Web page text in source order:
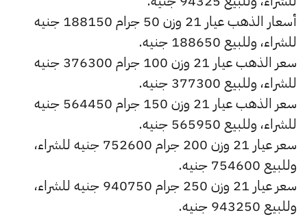
أسعار الذهب عيار 21 وزن 50 جرام 188150 جنيه
للشراء، وللبيع 188650 جنيه.
سعر الذهب عيار 21 وزن 100 جرام 376300 جنيه
للشراء، وللبيع 377300 جنيه.
سعر الذهب عيار 21 وزن 150 جرام 564450 جنيه
للشراء، وللبيع 565950 جنيه.
سعر عيار 21 وزن 200 جرام 752600 جنيه للشراء،
وللبيع 754600 جنيه.
سعر عيار 21 وزن 250 جرام 940750 جنيه للشراء،
وللبيع 943250 جنيه.